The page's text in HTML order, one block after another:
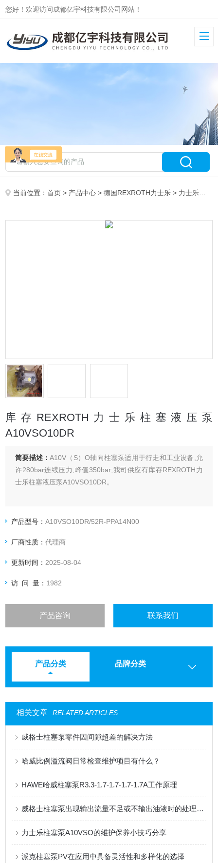
您好！欢迎访问成都亿宇科技有限公司网站！
当前位置：首页 > 产品中心 >德国REXROTH力士乐 > 力士乐变量柱塞泵
库存REXROTH力士乐柱塞液压泵
A10VSO10DR
简要描述：A10V（S）O轴向柱塞泵适用于行走和工业设备,允
许280bar连续压力,峰值350bar;我司供应有库存REXROTH力
士乐柱塞液压泵A10VSO10DR。
产品型号：A10VSO10DR/52R-PPA14N00
厂商性质：代理商
更新时间： 2025-08-04
访 问 量： 1982
产品咨询 联系我们
产品分类 品牌分类
相关文章 RELATED ARTICLES
威格士柱塞泵零件因间隙超差的解决方法
哈威比例溢流阀日常检查维护项目有什么？
HAWE哈威柱塞泵R3.3-1.7-1.7-1.7-1.7A工作原理
威格士柱塞泵出现输出流量不足或不输出油液时的处理方法
力士乐柱塞泵A10VSO的维护保养小技巧分享
派克柱塞泵PV在应用中具备灵活性和多样化的选择